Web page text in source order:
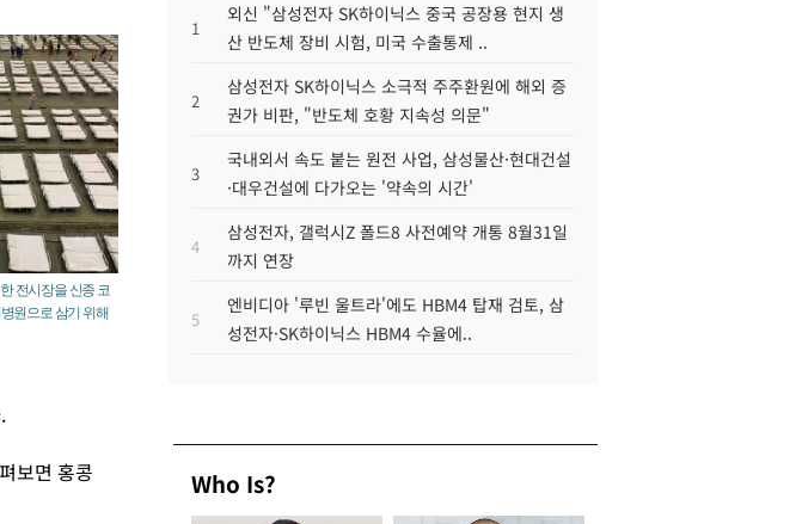
전시장을 신종 코
원으로 삼기 위해
보면 홍콩
1
외신 "삼성전자 SK하이닉스 중국 공장용 현지 생
산 반도체 장비 시험, 미국 수출통제 ..
2
삼성전자 SK하이닉스 소극적 주주환원에 해외 증
권가 비판, "반도체 호황 지속성 의문"
3
국내외서 속도 붙는 원전 사업, 삼성물산·현대건설
·대우건설에 다가오는 '약속의 시간'
4
삼성전자, 갤럭시Z 폴드8 사전예약 개통 8월31일
까지 연장
5
엔비디아 '루빈 울트라'에도 HBM4 탑재 검토, 삼
성전자·SK하이닉스 HBM4 수율에..
Who Is?